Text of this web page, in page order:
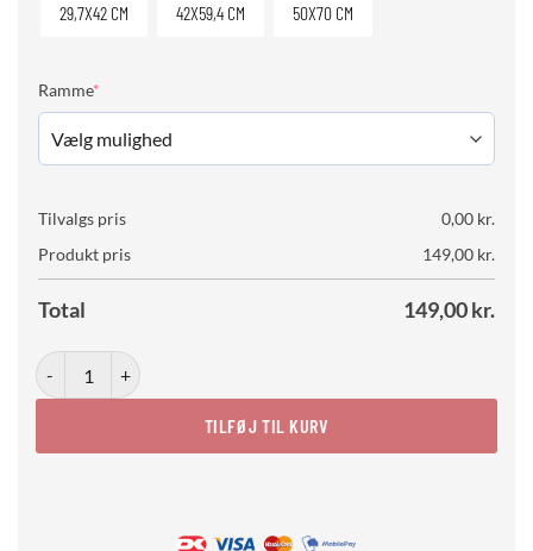
29,7X42 CM 42X59,4 CM 50X70 CM
Ramme*
Tilvalgs pris 0,00 kr.
Produkt pris
149,00 kr.
Total 149,00kr.
Radiant Pulse No. 01 antal
TILFØJ TIL KURV